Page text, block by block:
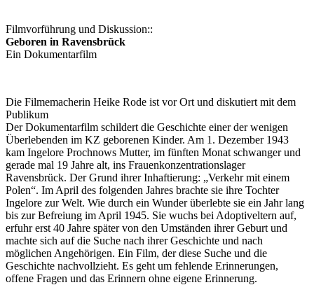
Filmvorführung und Diskussion::
Geboren in Ravensbrück
Ein Dokumentarfilm
Die Filmemacherin Heike Rode ist vor Ort und diskutiert mit dem
Publikum
Der Dokumentarfilm schildert die Geschichte einer der wenigen
Überlebenden im KZ geborenen Kinder. Am 1. Dezember 1943
kam Ingelore Prochnows Mutter, im fünften Monat schwanger und
gerade mal 19 Jahre alt, ins Frauenkonzentrationslager
Ravensbrück. Der Grund ihrer Inhaftierung: „Verkehr mit einem
Polen“. Im April des folgenden Jahres brachte sie ihre Tochter
Ingelore zur Welt. Wie durch ein Wunder überlebte sie ein Jahr lang
bis zur Befreiung im April 1945. Sie wuchs bei Adoptiveltern auf,
erfuhr erst 40 Jahre später von den Umständen ihrer Geburt und
machte sich auf die Suche nach ihrer Geschichte und nach
möglichen Angehörigen. Ein Film, der diese Suche und die
Geschichte nachvollzieht. Es geht um fehlende Erinnerungen,
offene Fragen und das Erinnern ohne eigene Erinnerung.